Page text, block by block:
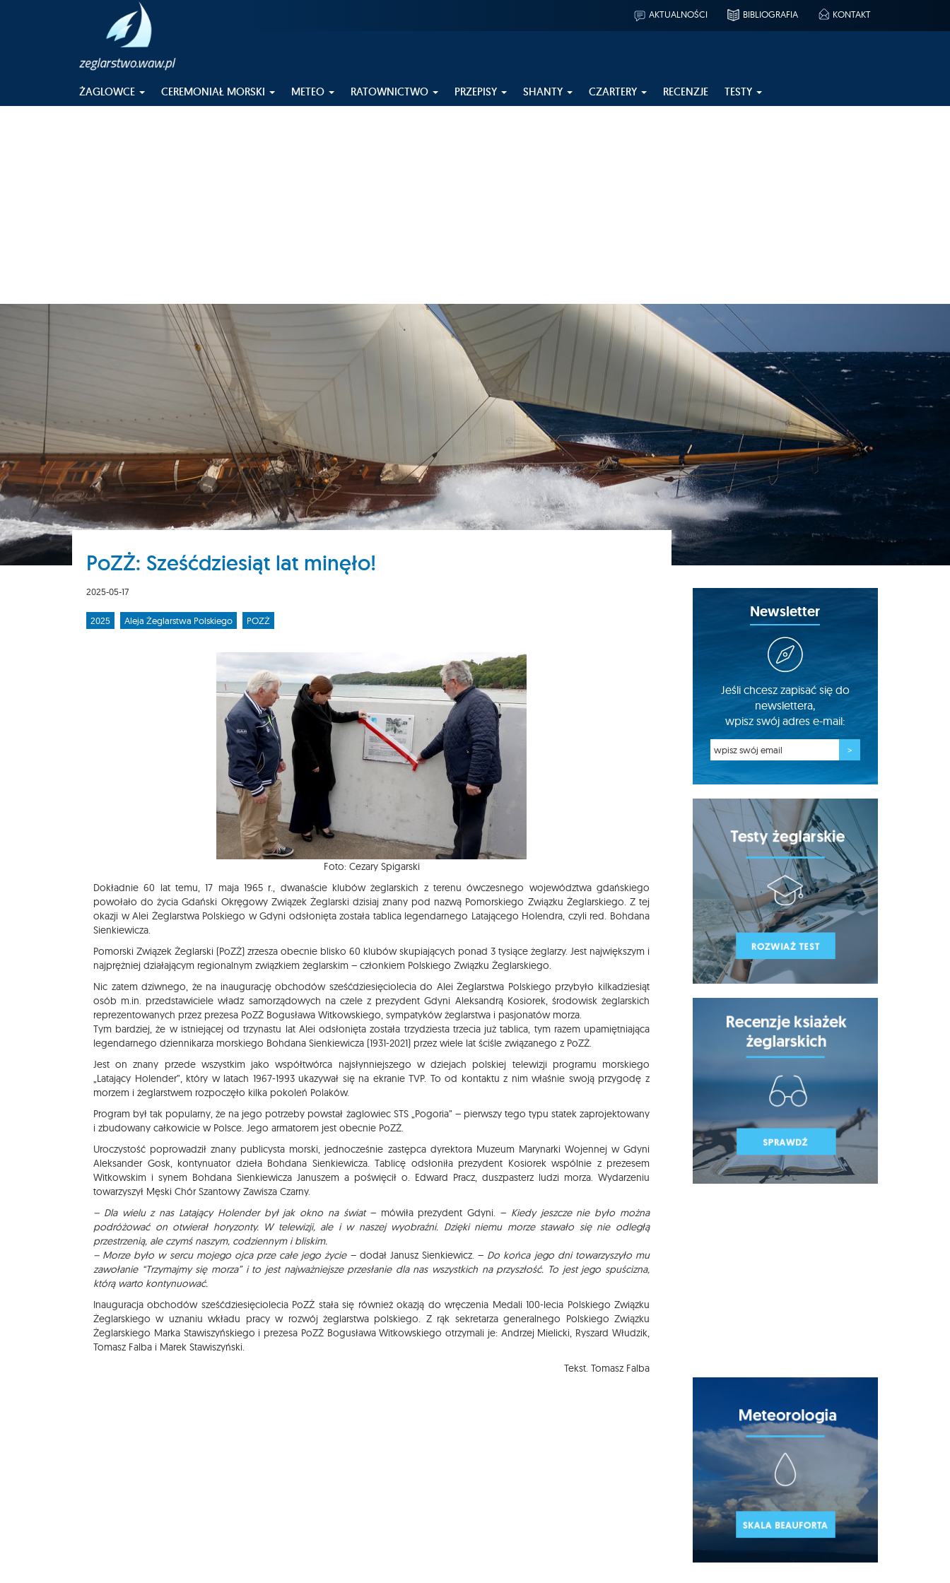
AKTUALNOŚCI BIBLIOGRAFIA KONTAKT
ŻAGLOWCE CEREMONIAŁ MORSKI METEO RATOWNICTWO PRZEPISY SHANTY CZARTERY RECENZJE TESTY
PoZŻ: Sześćdziesiąt lat minęło!
2025-05-17
2025 Aleja Żeglarstwa Polskiego POZŻ
Foto: Cezary Spigarski
Dokładnie 60 lat temu, 17 maja 1965 r., dwanaście klubów żeglarskich z terenu ówczesnego województwa gdańskiego
powołało do życia Gdański Okręgowy Związek Żeglarski dzisiaj znany pod nazwą Pomorskiego Związku Żeglarskiego. Z tej
okazji w Alei Żeglarstwa Polskiego w Gdyni odsłonięta została tablica legendarnego Latającego Holendra, czyli red. Bohdana
Sienkiewicza.
Pomorski Związek Żeglarski (PoZŻ) zrzesza obecnie blisko 60 klubów skupiających ponad 3 tysiące żeglarzy. Jest największym i
najprężniej działającym regionalnym związkiem żeglarskim – członkiem Polskiego Związku Żeglarskiego.
Nic zatem dziwnego, że na inaugurację obchodów sześćdziesięciolecia do Alei Żeglarstwa Polskiego przybyło kilkadziesiąt
osób m.in. przedstawiciele władz samorządowych na czele z prezydent Gdyni Aleksandrą Kosiorek, środowisk żeglarskich
reprezentowanych przez prezesa PoZŻ Bogusława Witkowskiego, sympatyków żeglarstwa i pasjonatów morza.
Tym bardziej, że w istniejącej od trzynastu lat Alei odsłonięta została trzydziesta trzecia już tablica, tym razem upamiętniająca
legendarnego dziennikarza morskiego Bohdana Sienkiewicza (1931-2021) przez wiele lat ściśle związanego z PoZŻ.
Jest on znany przede wszystkim jako współtwórca najsłynniejszego w dziejach polskiej telewizji programu morskiego
„Latający Holender”, który w latach 1967-1993 ukazywał się na ekranie TVP. To od kontaktu z nim właśnie swoją przygodę z
morzem i żeglarstwem rozpoczęło kilka pokoleń Polaków.
Program był tak popularny, że na jego potrzeby powstał żaglowiec STS „Pogoria” – pierwszy tego typu statek zaprojektowany
i zbudowany całkowicie w Polsce. Jego armatorem jest obecnie PoZŻ.
Uroczystość poprowadził znany publicysta morski, jednocześnie zastępca dyrektora Muzeum Marynarki Wojennej w Gdyni
Aleksander Gosk, kontynuator dzieła Bohdana Sienkiewicza. Tablicę odsłoniła prezydent Kosiorek wspólnie z prezesem
Witkowskim i synem Bohdana Sienkiewicza Januszem a poświęcił o. Edward Pracz, duszpasterz ludzi morza. Wydarzeniu
towarzyszył Męski Chór Szantowy Zawisza Czarny.
– Dla wielu z nas Latający Holender był jak okno na świat – mówiła prezydent Gdyni. – Kiedy jeszcze nie było można
podróżować on otwierał horyzonty. W telewizji, ale i w naszej wyobraźni. Dzięki niemu morze stawało się nie odległą
przestrzenią, ale czymś naszym, codziennym i bliskim.
– Morze było w sercu mojego ojca prze całe jego życie – dodał Janusz Sienkiewicz. – Do końca jego dni towarzyszyło mu
zawołanie “Trzymajmy się morza” i to jest najważniejsze przesłanie dla nas wszystkich na przyszłość. To jest jego spuścizna,
którą warto kontynuować.
Inauguracja obchodów sześćdziesięciolecia PoZŻ stała się również okazją do wręczenia Medali 100-lecia Polskiego Związku
Żeglarskiego w uznaniu wkładu pracy w rozwój żeglarstwa polskiego. Z rąk sekretarza generalnego Polskiego Związku
Żeglarskiego Marka Stawiszyńskiego i prezesa PoZŻ Bogusława Witkowskiego otrzymali je: Andrzej Mielicki, Ryszard Włudzik,
Tomasz Falba i Marek Stawiszyński.
Tekst. Tomasz Falba
Newsletter
Jeśli chcesz zapisać się do
newslettera,
wpisz swój adres e-mail: